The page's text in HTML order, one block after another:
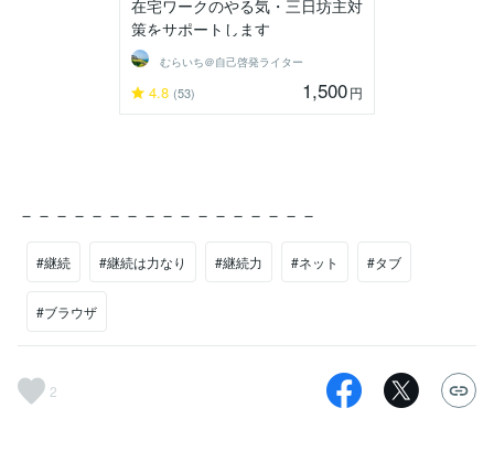
在宅ワークのやる気・三日坊主対
策をサポートします
むらいち＠自己啓発ライター
4.8 (53) 1,500円
－－－－－－－－－－－－－－－－－
#継続 #継続は力なり #継続力 #ネット #タブ
#ブラウザ
2